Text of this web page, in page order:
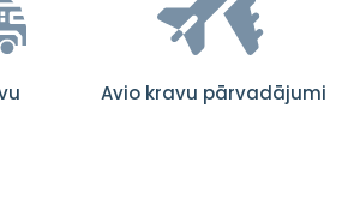
Avio kravu pārvadājumi